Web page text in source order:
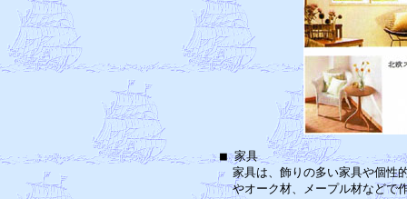
■
家具は、飾りの多い家具や個性
やオーク材、メープル材などで